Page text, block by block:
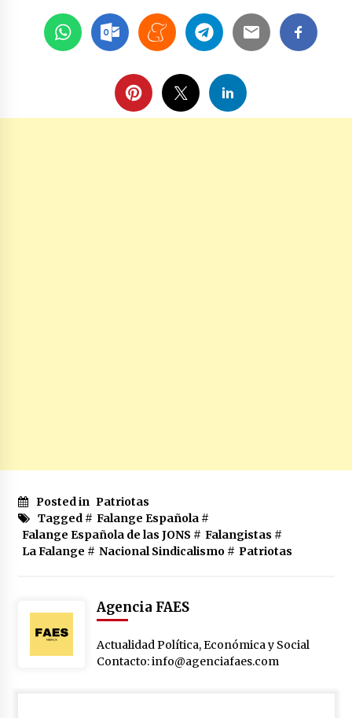
Posted in Patriotas
Tagged # Falange Española#
Falange Española de las JONS # Falangistas #
La Falange # Nacional Sindicalismo# Patriotas
Agencia FAES
Actualidad Política, Económica y Social
Contacto: info@agenciafaes.com